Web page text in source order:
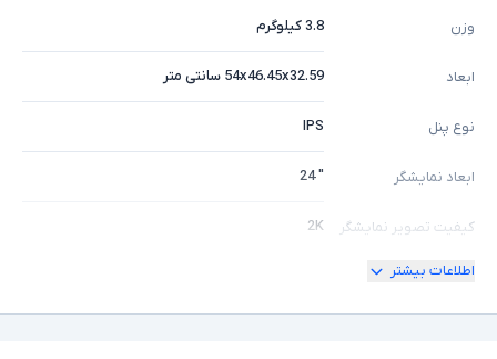
وزن 3.8 کیلوگرم
ابعاد 54x46.45x32.59 سانتی متر
نوع پنل IPS
ابعاد نمایشگر " 24
کیفیت تصویر نمایشگر 2K
headphone/microphone combo jack
اطلاعات بیشتر